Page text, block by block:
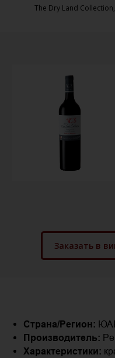
The Dry Land
Заказать в
Страна/Регион:
Производитель:
Характеристики: